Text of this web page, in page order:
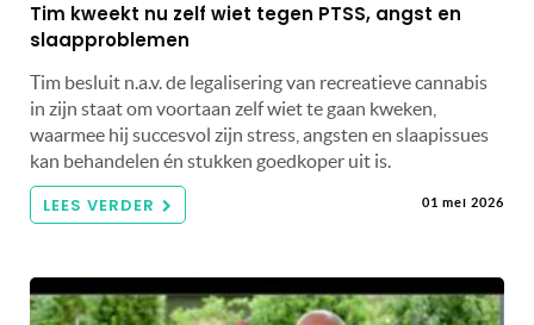
Tim kweekt nu zelf wiet tegen PTSS, angst en
slaapproblemen
Tim besluit n.a.v. de legalisering van recreatieve cannabis
in zijn staat om voortaan zelf wiet te gaan kweken,
waarmee hij succesvol zijn stress, angsten en slaapissues
kan behandelen én stukken goedkoper uit is.
LEES VERDER 01 mei 2026